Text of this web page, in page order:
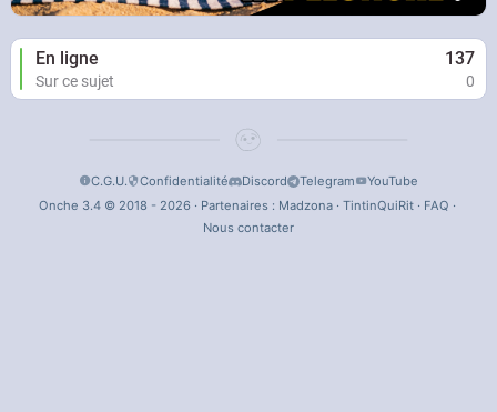
En ligne 137
Sur ce sujet 0
C.G.U. Confidentialité Discord Telegram
YouTube
Onche 3.4 © 2018 - 2026 · Partenaires : Madzona· TintinQuiRit· FAQ ·
Nous contacter